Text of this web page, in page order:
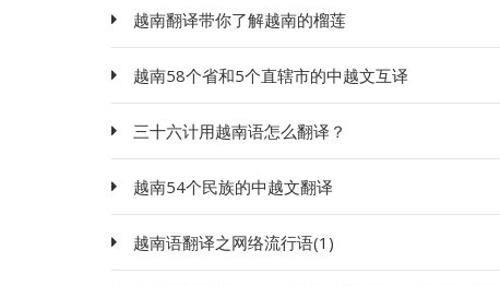
越南翻译带你了解越南的榴莲
越南58个省和5个直辖市的中越文互译
三十六计用越南语怎么翻译？
越南54个民族的中越文翻译
越南语翻译之网络流行语(1)